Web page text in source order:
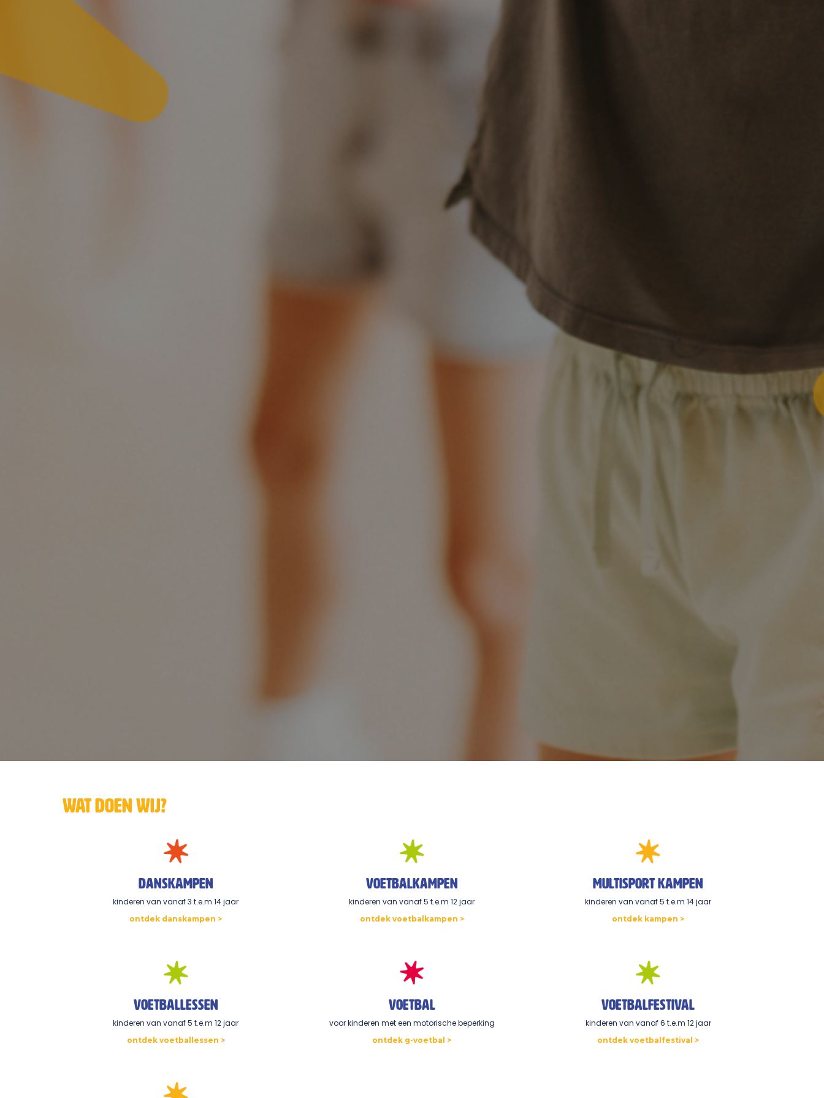
wat doen wij?
danskampen
kinderen van vanaf 3 t.e.m 14 jaar
ontdek danskampen >
voetbalkampen
kinderen van vanaf 5 t.e.m 12 jaar
ontdek voetbalkampen >
multisport kampen
kinderen van vanaf 5 t.e.m 14 jaar
ontdek kampen >
Voetballessen
kinderen van vanaf 5 t.e.m 12 jaar
ontdek voetballessen >
voetbal
voor kinderen met een motorische beperking
ontdek g-voetbal >
VoetbalFESTIVAL
kinderen van vanaf 6 t.e.m 12 jaar
ontdek voetbalfestival >